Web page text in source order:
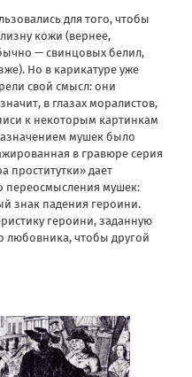
для того, чтобы
кожи (вернее,
— свинцовых белил,
Но в карикатуре уже
свой смысл: они
в глазах моралистов,
к некоторым картинкам
мушек было
в гравюре серия
проститутки» дает
переосмысления мушек:
знак падения героини.
героини, заданную
любовника, чтобы другой